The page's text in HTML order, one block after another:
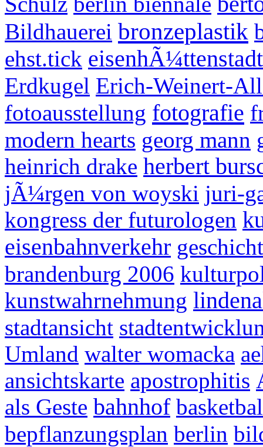
Bildhauerei bronzeplastik
ehst.tick eisenhÃ¼ttenstadt
Erdkugel Erich-Weinert-
fotoausstellung fotografie
modern hearts georg mann
heinrich drake herbert
jÃ¼rgen von woyski juri-
kongress der futurologen
eisenbahnverkehr
brandenburg 2006
kunstwahrnehmung
stadtansicht
Umland walter womacka
ansichtskarte apostrophitis
als Geste bahnhof
bepflanzungsplan berlin